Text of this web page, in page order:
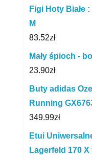
Figi Hoty Białe
M
83.52zł
Mały śpioch -
23.90zł
Buty adidas
Running
349.99zł
Etui
Lagerfeld 170